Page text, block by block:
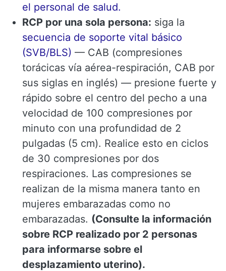
el personal de salud.
RCP por una sola persona: siga la
secuencia de soporte vital básico
(SVB/BLS) — CAB (compresiones
torácicas vía aérea-respiración, CAB por
sus siglas en inglés) — presione fuerte y
rápido sobre el centro del pecho a una
velocidad de 100 compresiones por
minuto con una profundidad de 2
pulgadas (5 cm). Realice esto en ciclos
de 30 compresiones por dos
respiraciones. Las compresiones se
realizan de la misma manera tanto en
mujeres embarazadas como no
embarazadas. (Consulte la información
sobre RCP realizado por 2 personas
para informarse sobre el
desplazamiento uterino).